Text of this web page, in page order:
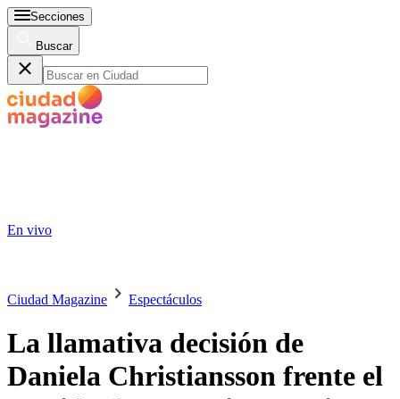
Secciones
Buscar
En vivo
Ciudad Magazine Espectáculos
La llamativa decisión de
Daniela Christiansson frente el